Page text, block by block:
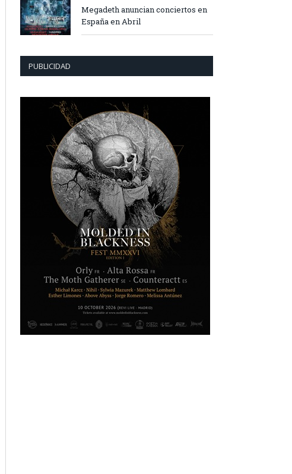
Megadeth anuncian conciertos en
España en Abril
PUBLICIDAD